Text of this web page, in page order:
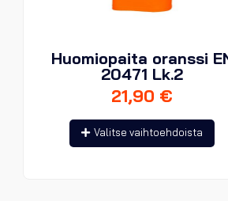
Huomiopaita oranssi
20471 Lk.2
21,90 €
Valitse vaihtoehdoista